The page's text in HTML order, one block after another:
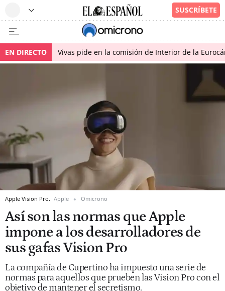
EN DIRECTO Vivas pide en la comisión de Interior de la
Apple Vision Pro. Apple Omicrono
Así son las normas que Apple
impone a los desarrolladores de
sus gafas Vision Pro
La compañía de Cupertino ha impuesto una serie de
normas para aquellos que prueben las Vision Pro con el
objetivo de mantener el secretismo.